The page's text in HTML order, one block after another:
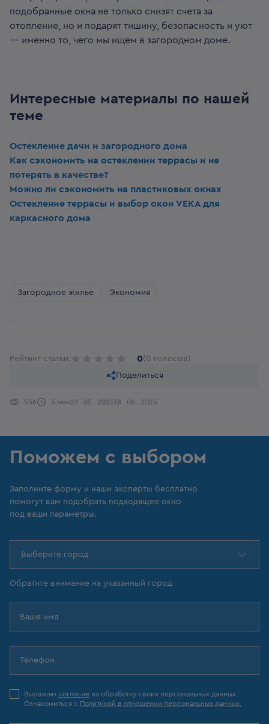
подобранные окна не только снизят счета за
отопление, но и подарят тишину, безопасность и уют
— именно то, чего мы ищем в загородном доме.
Интересные материалы по нашей
теме
Остекление дачи и загородного дома
Как сэкономить на остеклении террасы и не
потерять в качестве?
Можно ли сэкономить на пластиковых окнах
Остекление террасы и выбор окон VEKA для
каркасного дома
Загородное жилье Экономия
Рейтинг статьи: 0(0 голосов)
Поделиться
556 5 мин27 . 05 . 202518 . 06 . 2025
Поможем с выбором
Заполните форму и наши эксперты бесплатно
помогут вам подобрать подходящее окно
под ваши параметры.
Выберите город
Обратите внимание на указанный город
Выражаю согласие на обработку своих персональных данных.
Ознакомиться с Политикой в отношении персональных данных.